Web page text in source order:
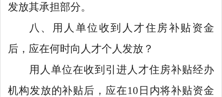
发放其承担部分。
八、用人单位收到人才住房补贴资金
后，应在何时向人才个人发放？
用人单位在收到引进人才住房补贴经办
机构发放的补贴后，应在10 日内将补贴资金